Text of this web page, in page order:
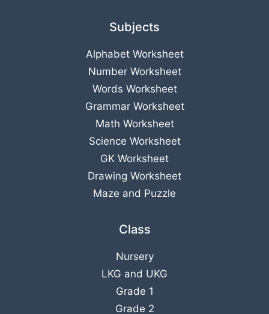
Subjects
Alphabet Worksheet
Number Worksheet
Words Worksheet
Grammar Worksheet
Math Worksheet
Science Worksheet
GK Worksheet
Drawing Worksheet
Maze and Puzzle
Class
Nursery
LKG and UKG
Grade 1
Grade 2